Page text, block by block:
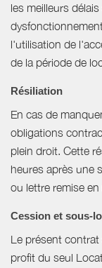
les meilleurs
l'utilisation de
de la période de
Résiliation
En cas de
obligations
plein droit. Cette
heures après une
ou lettre remise
Cession et sous-
Le présent
profit du seul